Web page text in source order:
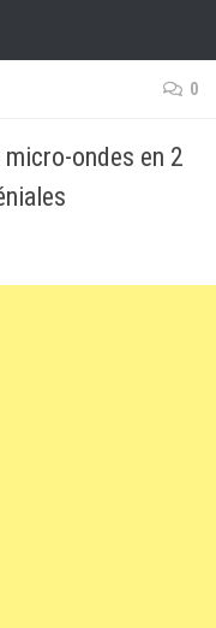
0
ondes en 2